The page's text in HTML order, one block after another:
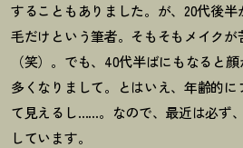
することもありました。が、20代後
毛だけという筆者。そもそもメイクが
（笑）。でも、40代半ばにもなると
多くなりまして。とはいえ、年齢的
て見えるし……。なので、最近は必ず
しています。